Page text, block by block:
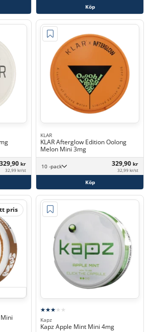
Köp
329,90 kr
32,99 kr/st
KLAR
KLAR Afterglow Edition Oolong
Melon Mini 3mg
10 -pack 329,90 kr
32,99 kr/st
Köp
pris
Kapz
Kapz Apple Mint Mini 4mg